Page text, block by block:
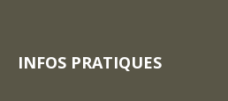
INFOS PRATIQUES